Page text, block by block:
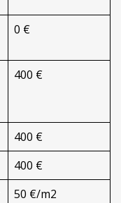
0 €
400 €
400 €
400 €
50 €/m2